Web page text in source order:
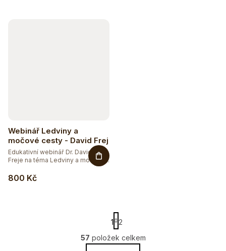
Webinář Ledviny a
močové cesty - David Frej
800 Kč
Edukativní webinář Dr. Davida
Freje na téma Ledviny a močové...
Sleva až 20 %
O
S
t
r
á
1
2
57 položek celkem